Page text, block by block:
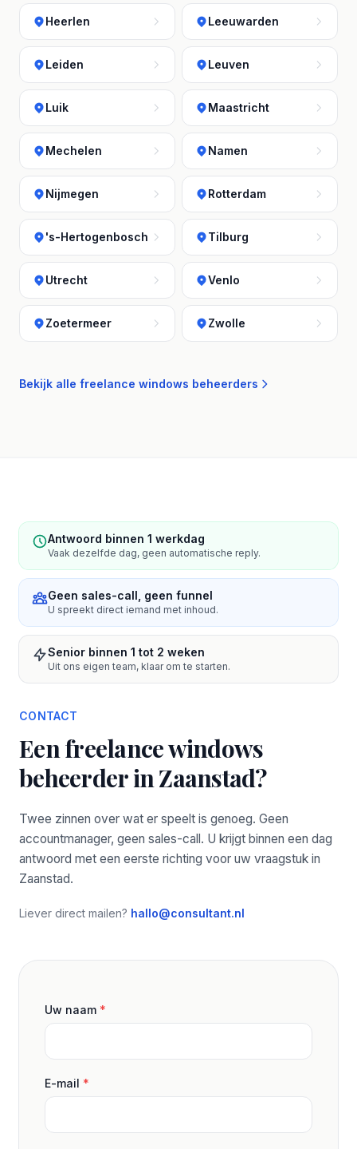
Heerlen Leeuwarden
Leiden Leuven
Luik Maastricht
Mechelen Namen
Nijmegen Rotterdam
's-Hertogenbosch Tilburg
Utrecht Venlo
Zoetermeer Zwolle
Bekijk alle freelance windows beheerders
Antwoord binnen 1 werkdag
Vaak dezelfde dag, geen automatische reply.
Geen sales-call, geen funnel
U spreekt direct iemand met inhoud.
Senior binnen 1 tot 2 weken
Uit ons eigen team, klaar om te starten.
CONTACT
Een freelance windows
beheerder in Zaanstad?
Twee zinnen over wat er speelt is genoeg. Geen
accountmanager, geen sales-call. U krijgt binnen een dag
antwoord met een eerste richting voor uw vraagstuk in
Zaanstad.
Liever direct mailen? hallo@consultant.nl
Uw naam *
E-mail *